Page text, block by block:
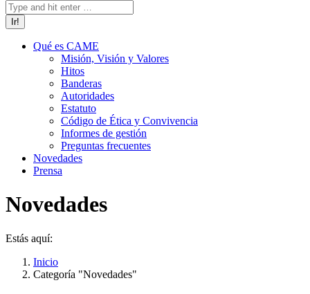
Qué es CAME
Misión, Visión y Valores
Hitos
Banderas
Autoridades
Estatuto
Código de Ética y Convivencia
Informes de gestión
Preguntas frecuentes
Novedades
Prensa
Novedades
Estás aquí:
Inicio
Categoría "Novedades"